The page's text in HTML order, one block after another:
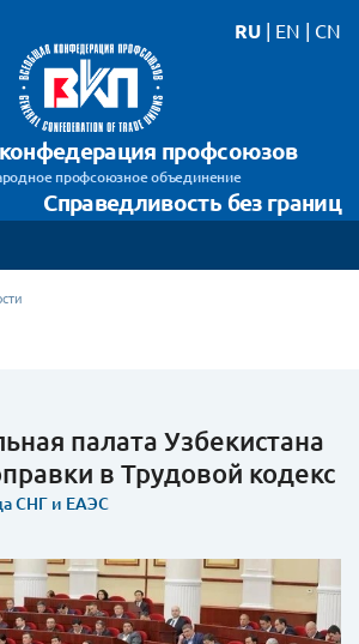
профсоюзов
профсоюзное объединение
Справедливость без границ
RU | EN | CN
палата Узбекистана
в Трудовой кодекс
СНГ и ЕАЭС